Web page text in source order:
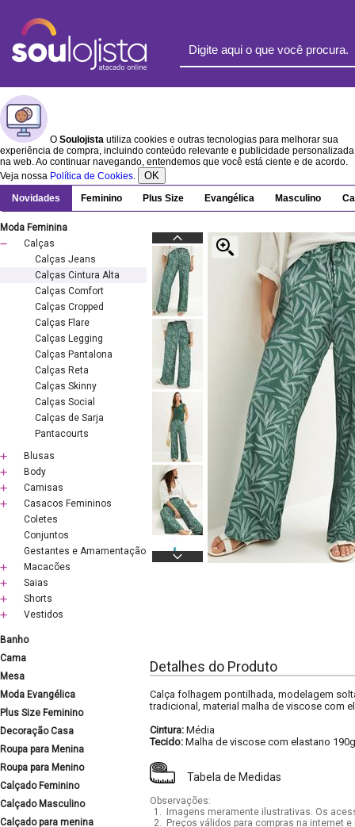
O Soulojista utiliza cookies e outras tecnologias para melhorar sua
experiência de compra, incluindo conteúdo relevante e publicidade personalizada
na web. Ao continuar navegando, entendemos que você está ciente e de acordo.
Veja nossa Política de Cookies. OK
Novidades Feminino Plus Size Evangélica Masculino
Moda Feminina
Calças
Calças Jeans
Calças Cintura Alta
Calças Comfort
Calças Cropped
Calças Flare
Calças Legging
Calças Pantalona
Calças Reta
Calças Skinny
Calças Social
Calças de Sarja
Pantacourts
Blusas
Body
Camisas
Casacos Femininos
Coletes
Conjuntos
Gestantes e Amamentação
Macacões
Saias
Shorts
Vestidos
Banho
Cama
Mesa
Moda Evangélica
Plus Size Feminino
Decoração Casa
Roupa para Menina
Roupa para Menino
Calçado Feminino
Calçado Masculino
Calçado para menina
Detalhes do Produto
Calça folhagem pontilhada, modelagem
tradicional, material malha de viscose com
Cintura: Média
Tecido: Malha de viscose com elastano
Tabela de Medidas
Observações:
1.
Imagens meramente ilustrativas. Os
2.
Preços válidos para compras na internet